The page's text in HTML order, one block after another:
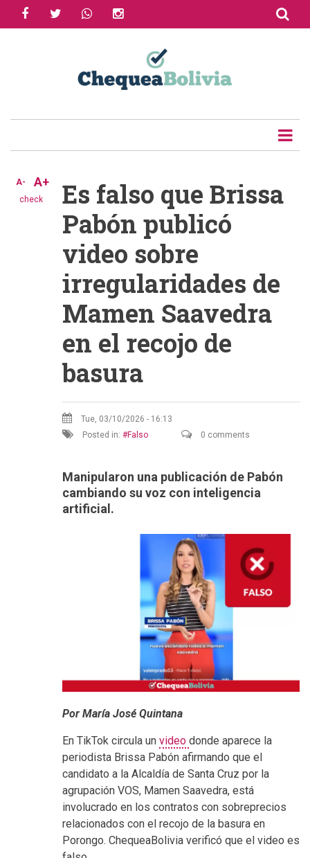
facebooktwitter whatsapp
check
A- A+
Es falso que Brissa
Pabón publicó
video sobre
irregularidades de
Mamen Saavedra
en el recojo de
basura
Tue, 03/10/2026 - 16:13
Posted in:
Falso 0 comments
Manipularon una publicación de Pabón
cambiando su voz con inteligencia
artificial.
Por María José Quintana
En TikTok circula un video donde aparece la
periodista Brissa Pabón afirmando que el
candidato a la Alcaldía de Santa Cruz por la
agrupación VOS, Mamen Saavedra, está
involucrado en los contratos con sobreprecios
relacionados con el recojo de la basura en
Porongo. ChequeaBolivia verificó que el video es